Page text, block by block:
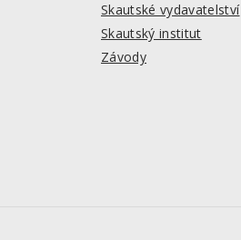
Skautské vydavatelství
Skautský institut
Závody